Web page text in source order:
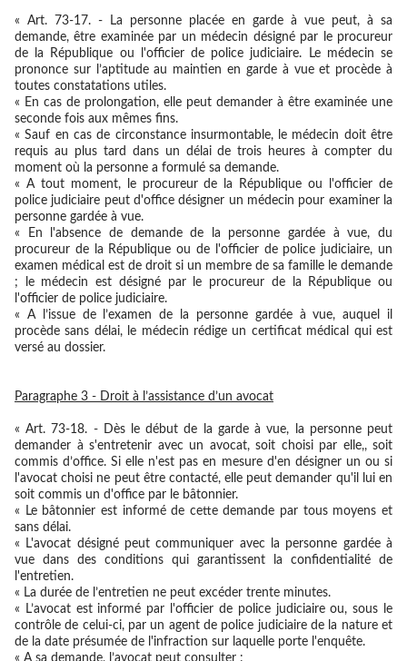
« Art. 73-17. - La personne placée en garde à vue peut, à sa
demande, être examinée par un médecin désigné par le procureur
de la République ou l'officier de police judiciaire. Le médecin se
prononce sur l’aptitude au maintien en garde à vue et procède à
toutes constatations utiles.
« En cas de prolongation, elle peut demander à être examinée une
seconde fois aux mêmes fins.
« Sauf en cas de circonstance insurmontable, le médecin doit être
requis au plus tard dans un délai de trois heures à compter du
moment où la personne a formulé sa demande.
« A tout moment, le procureur de la République ou l'officier de
police judiciaire peut d'office désigner un médecin pour examiner la
personne gardée à vue.
« En l'absence de demande de la personne gardée à vue, du
procureur de la République ou de l'officier de police judiciaire, un
examen médical est de droit si un membre de sa famille le demande
; le médecin est désigné par le procureur de la République ou
l'officier de police judiciaire.
« A l’issue de l’examen de la personne gardée à vue, auquel il
procède sans délai, le médecin rédige un certificat médical qui est
versé au dossier.
Paragraphe 3 - Droit à l’assistance d’un avocat
« Art. 73-18. - Dès le début de la garde à vue, la personne peut
demander à s'entretenir avec un avocat, soit choisi par elle,, soit
commis d’office. Si elle n'est pas en mesure d'en désigner un ou si
l'avocat choisi ne peut être contacté, elle peut demander qu'il lui en
soit commis un d'office par le bâtonnier.
« Le bâtonnier est informé de cette demande par tous moyens et
sans délai.
« L'avocat désigné peut communiquer avec la personne gardée à
vue dans des conditions qui garantissent la confidentialité de
l'entretien.
« La durée de l’entretien ne peut excéder trente minutes.
« L’avocat est informé par l'officier de police judiciaire ou, sous le
contrôle de celui-ci, par un agent de police judiciaire de la nature et
de la date présumée de l'infraction sur laquelle porte l'enquête.
« A sa demande, l’avocat peut consulter :